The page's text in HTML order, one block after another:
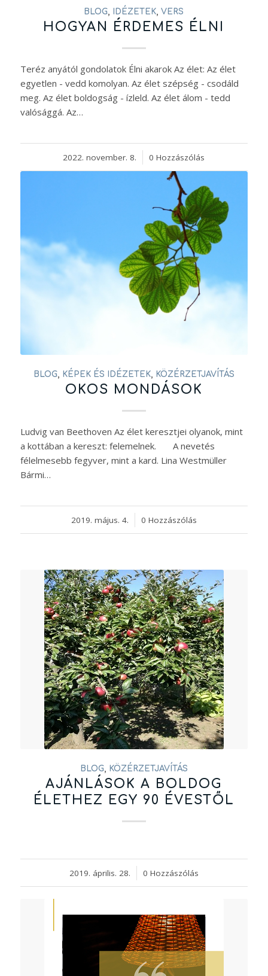
BLOG IDÉZETEK ,VERS
HOGYAN ÉRDEMES ÉLNI
Teréz anyától gondolatok Élni akarok Az élet: Az élet
egyetlen - vedd komolyan. Az élet szépség - csodáld
meg. Az élet boldogság - ízleld. Az élet álom - tedd
valósággá. Az…
2022. november. 8.
/ 0 Hozzászólás
BLOG, KÉPEK ÉS IDÉZETEK, KÖZÉRZETJAVÍTÁS
OKOS MONDÁSOK
Ludvig van Beethoven Az élet keresztjei olyanok, mint
a kottában a kereszt: felemelnek. A nevetés
félelmesebb fegyver, mint a kard. Lina Westmüller
Bármi…
2019. május. 4.
/ 0 Hozzászólás
BLOG, KÖZÉRZETJAVÍTÁS
AJÁNLÁSOK A BOLDOG
ÉLETHEZ EGY 90 ÉVESTŐL
2019. április. 28.
/ 0 Hozzászólás